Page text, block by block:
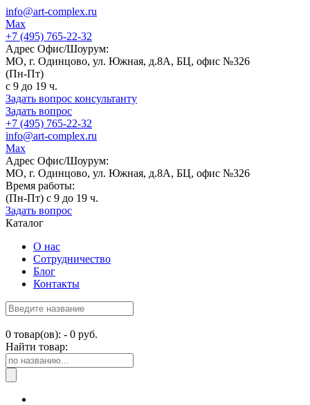
info@art-complex.ru
Max
+7 (495) 765-22-32
Адрес Офис/Шоурум:
МО, г. Одинцово, ул. Южная, д.8А, БЦ, офис №326
(Пн-Пт)
с 9 до 19 ч.
Задать вопрос консультанту
Задать вопрос
+7 (495) 765-22-32
info@art-complex.ru
Max
Адрес Офис/Шоурум:
МО, г. Одинцово, ул. Южная, д.8А, БЦ, офис №326
Время работы:
(Пн-Пт) с 9 до 19 ч.
Задать вопрос
Каталог
О нас
Сотрудничество
Блог
Контакты
0 товар(ов): - 0 руб.
Найти товар: